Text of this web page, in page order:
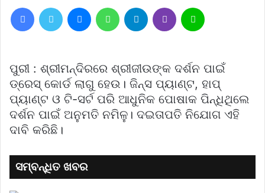
FacebookTwitter MessengerWhatsAppTelegram Viber
ପୁରୀ : ଶ୍ରୀମନ୍ଦିରରେ ଶ୍ରୀଜୀଉଙ୍କ ଦର୍ଶନ ପାଇଁ
ଡ୍ରେସ୍‌ କୋର୍ଡ ଲାଗୁ ହେଉ। ଜିନ୍ସ ପ୍ୟାଣ୍ଟ, ହାପ୍
ପ୍ୟାଣ୍ଟ ଓ ଟି-ସର୍ଟ ପରି ଆଧୁନିକ ପୋଷାକ ପିନ୍ଧିଥିଲେ
ଦର୍ଶନ ପାଇଁ ଅନୁମତି ନମିଳୁ। ଦଇତାପତି ନିଯୋଗ ଏହି
ଦାବି କରିଛି।
ସମ୍ବନ୍ଧିତ ଖବର